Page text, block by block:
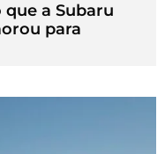
que a Subaru
para